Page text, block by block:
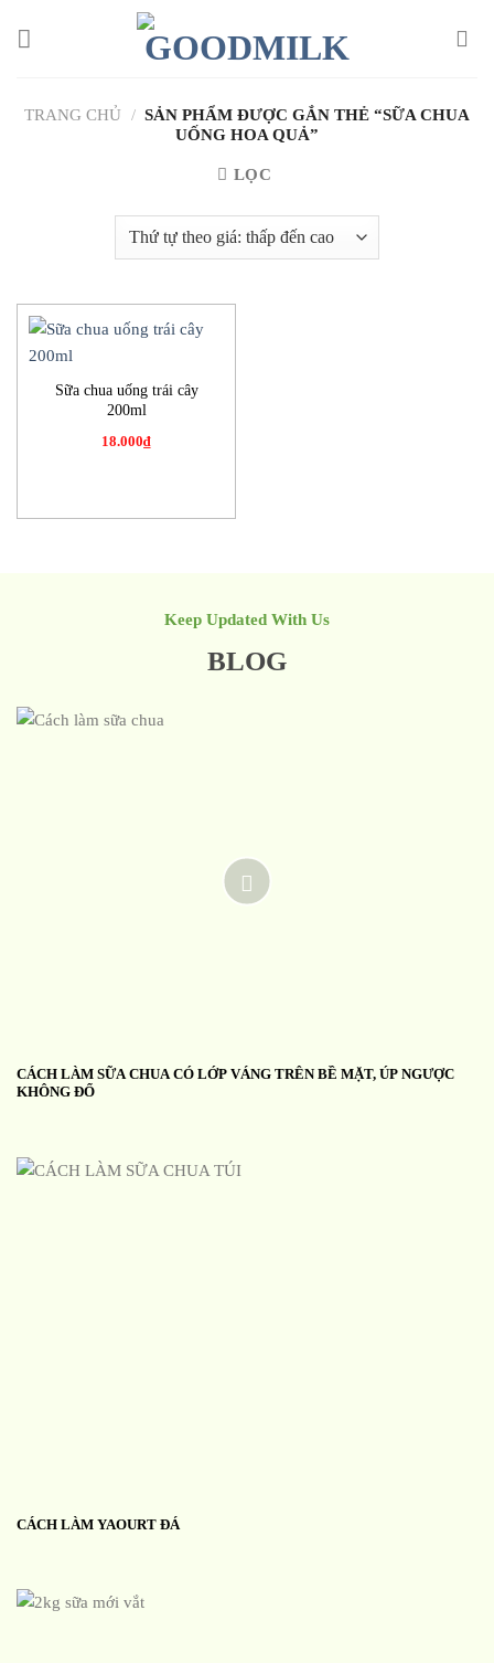
TRANG CHỦ
/ SẢN PHẨM ĐƯỢC GẮN THẺ “SỮA CHUA
UỐNG HOA QUẢ”
LỌC
Sữa chua uống trái cây
200ml
18.000₫
Keep Updated With Us
BLOG
CÁCH LÀM SỮA CHUA CÓ LỚP VÁNG TRÊN BỀ MẶT, ÚP NGƯỢC
KHÔNG ĐỔ
CÁCH LÀM YAOURT ĐÁ